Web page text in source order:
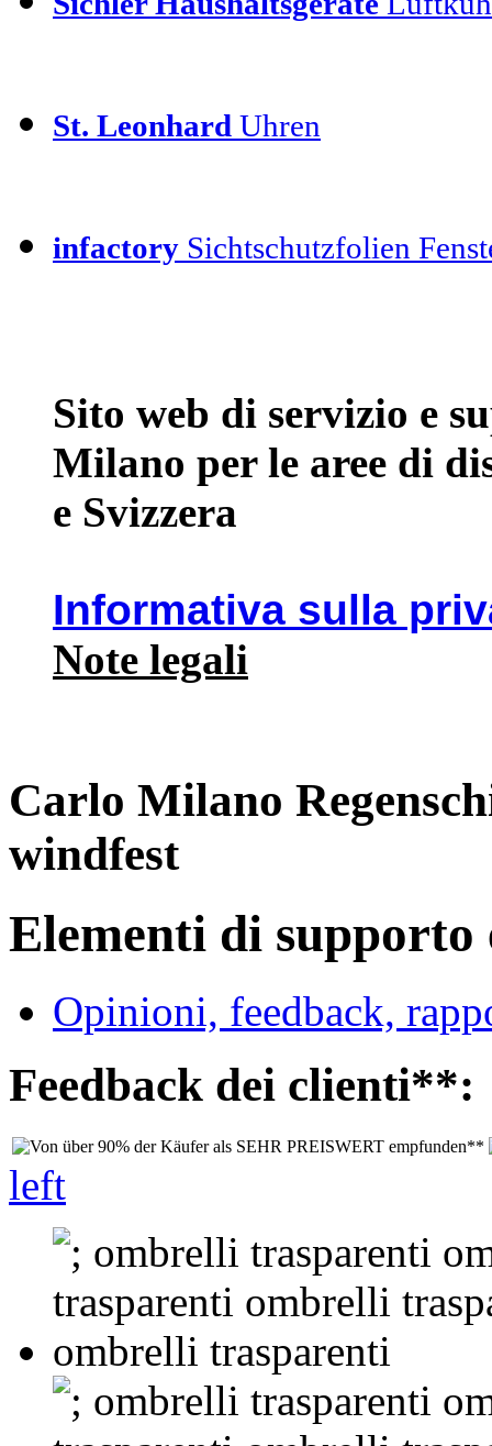
St. Leonhard Uhren
infactory Sichtschutzfolien
Sito web di servizio e
Milano per le aree di
e Svizzera
Informativa sulla
Note legali
Carlo Milano
windfest
Elementi di supporto
Opinioni, feedback,
Feedback dei clienti**:
left